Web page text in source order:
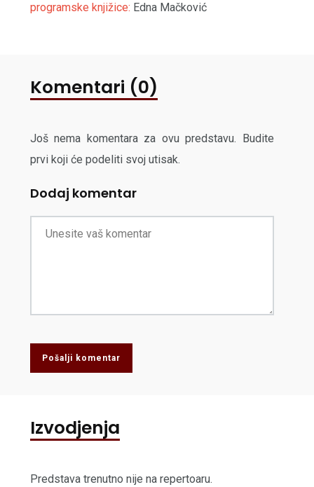
programske knjižice: Edna Mačković
Komentari (0)
Još nema komentara za ovu predstavu. Budite
prvi koji će podeliti svoj utisak.
Dodaj komentar
Pošalji komentar
Izvodjenja
Predstava trenutno nije na repertoaru.